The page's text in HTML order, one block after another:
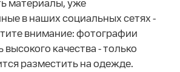
материалы, уже
в наших социальных сетях -
внимание: фотографии
качества - только
разместить на одежде.